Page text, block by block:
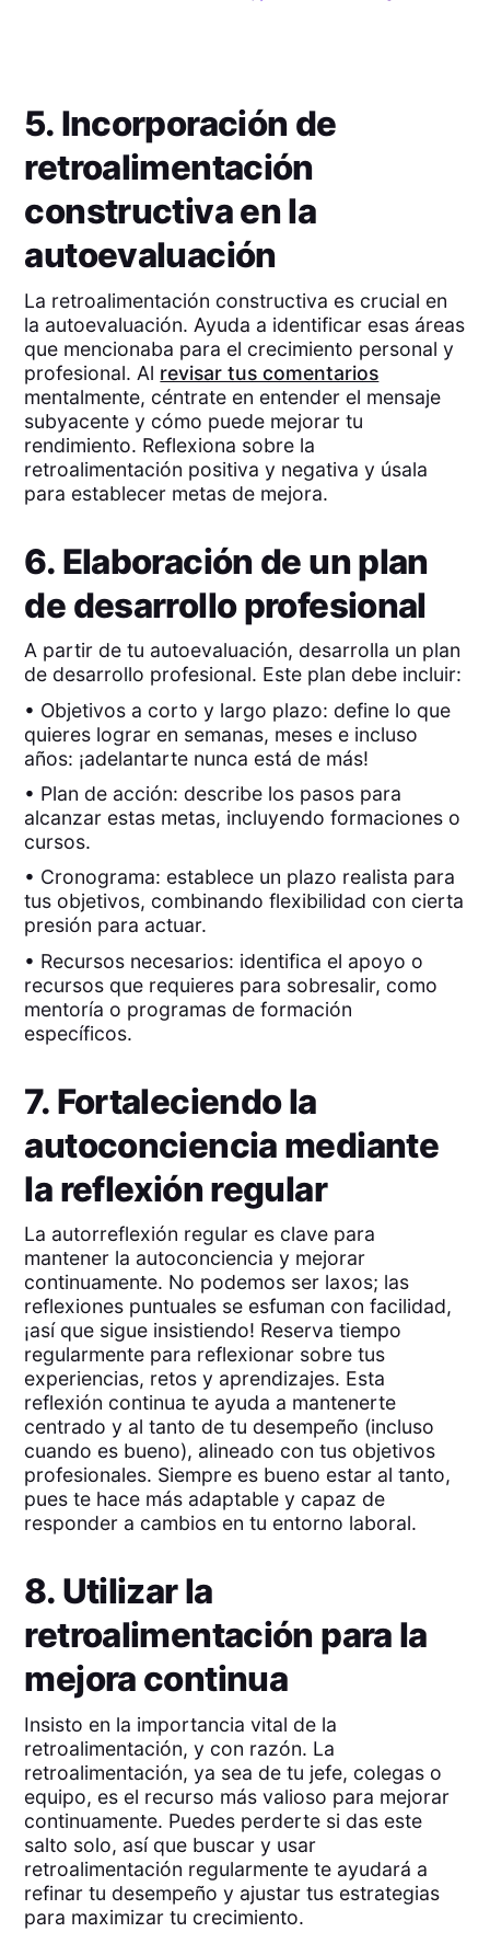
5. Incorporación de
retroalimentación
constructiva en la
autoevaluación
La retroalimentación constructiva es crucial en
la autoevaluación. Ayuda a identificar esas áreas
que mencionaba para el crecimiento personal y
profesional. Al revisar tus comentarios
mentalmente, céntrate en entender el mensaje
subyacente y cómo puede mejorar tu
rendimiento. Reflexiona sobre la
retroalimentación positiva y negativa y úsala
para establecer metas de mejora.
6. Elaboración de un plan
de desarrollo profesional
A partir de tu autoevaluación, desarrolla un plan
de desarrollo profesional. Este plan debe incluir:
• Objetivos a corto y largo plazo: define lo que
quieres lograr en semanas, meses e incluso
años: ¡adelantarte nunca está de más!
• Plan de acción: describe los pasos para
alcanzar estas metas, incluyendo formaciones o
cursos.
• Cronograma: establece un plazo realista para
tus objetivos, combinando flexibilidad con cierta
presión para actuar.
• Recursos necesarios: identifica el apoyo o
recursos que requieres para sobresalir, como
mentoría o programas de formación
específicos.
7. Fortaleciendo la
autoconciencia mediante
la reflexión regular
La autorreflexión regular es clave para
mantener la autoconciencia y mejorar
continuamente. No podemos ser laxos; las
reflexiones puntuales se esfuman con facilidad,
¡así que sigue insistiendo! Reserva tiempo
regularmente para reflexionar sobre tus
experiencias, retos y aprendizajes. Esta
reflexión continua te ayuda a mantenerte
centrado y al tanto de tu desempeño (incluso
cuando es bueno), alineado con tus objetivos
profesionales. Siempre es bueno estar al tanto,
pues te hace más adaptable y capaz de
responder a cambios en tu entorno laboral.
8. Utilizar la
retroalimentación para la
mejora continua
Insisto en la importancia vital de la
retroalimentación, y con razón. La
retroalimentación, ya sea de tu jefe, colegas o
equipo, es el recurso más valioso para mejorar
continuamente. Puedes perderte si das este
salto solo, así que buscar y usar
retroalimentación regularmente te ayudará a
refinar tu desempeño y ajustar tus estrategias
para maximizar tu crecimiento.